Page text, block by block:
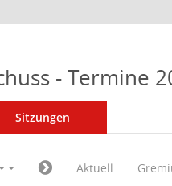
- Termine
Sitzungen
Aktuell